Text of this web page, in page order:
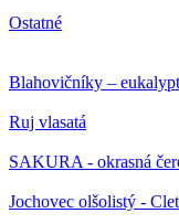
Ostatné
Blahovičníky –
Ruj vlasatá
SAKURA - okrasná
Jochovec olšolistý -